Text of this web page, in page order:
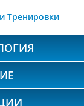
Тренировки